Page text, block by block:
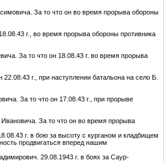
За то что он во время прорыва обороны
г., во время прорыва обороны противника
За то что он 18.08.43 г. во время прорыва
г., при наступлении батальона на село Б.
За то что он 17.08.43 г., при прорыве
За то что он во время прорыва
г. в бою за высоту с курганом и кладбищем
продвигаться вперед нашим
29.08.1943 г. в боях за Саур-